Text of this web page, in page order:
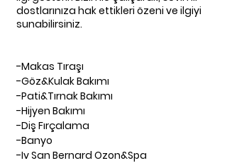
dostlarınıza hak ettikleri özeni ve ilgiyi
sunabilirsiniz.
-Makas Tıraşı
-Göz&Kulak Bakımı
-Pati&Tırnak Bakımı
-Hijyen Bakımı
-Diş Fırçalama
-Banyo
-Iv San Bernard Ozon&Spa